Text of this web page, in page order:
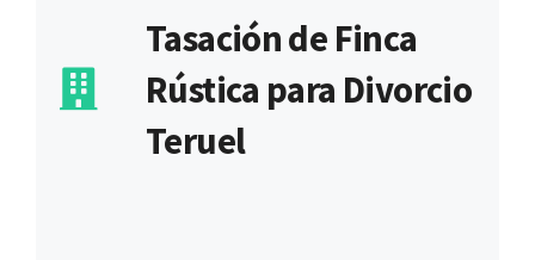
Tasación de Finca
Rústica para Divorcio
Teruel